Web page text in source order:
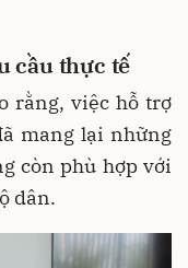
cầu thực tế
rằng, việc hỗ trợ
mang lại những
còn phù hợp với
dân.